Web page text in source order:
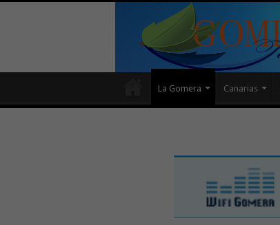
La Gomera Canarias